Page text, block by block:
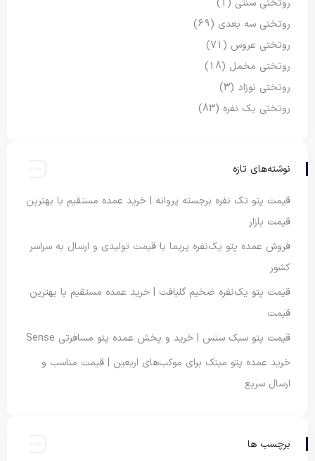
روتختی سنتی (1)
روتختی سه بعدی (69)
روتختی عروس (71)
روتختی مخمل (18)
روتختی نوزاد (3)
روتختی یک نفره (83)
نوشته‌های تازه
قیمت پتو تک نفره برجسته پروانه | خرید عمده مستقیم با بهترین
قیمت بازار
فروش عمده پتو یک‌نفره پریما با قیمت تولیدی و ارسال به سراسر
کشور
قیمت پتو یک‌نفره ضخیم گلبافت | خرید عمده مستقیم با بهترین
قیمت
قیمت پتو سبک سنس | خرید و پخش عمده پتو مسافرتی Sense
خرید عمده پتو مینک برای موکب‌های اربعین | قیمت مناسب و
ارسال سریع
برچسب ها